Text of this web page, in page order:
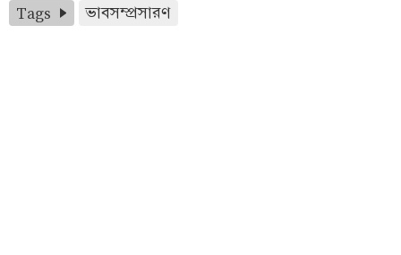
Tags ভাবসম্প্রসারণ